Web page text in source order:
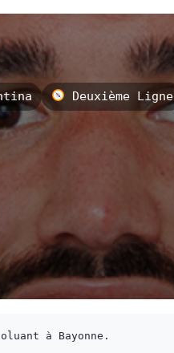
Deuxième Ligne
à Bayonne.